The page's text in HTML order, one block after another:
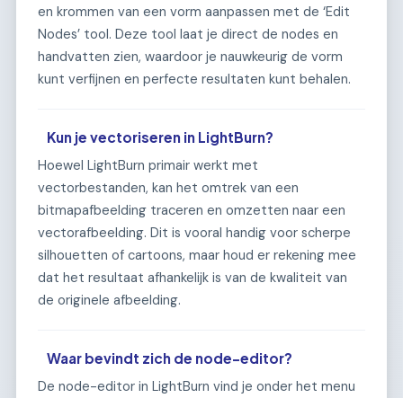
en krommen van een vorm aanpassen met de ‘Edit
Nodes’ tool. Deze tool laat je direct de nodes en
handvatten zien, waardoor je nauwkeurig de vorm
kunt verfijnen en perfecte resultaten kunt behalen.
Kun je vectoriseren in LightBurn?
Hoewel LightBurn primair werkt met
vectorbestanden, kan het omtrek van een
bitmapafbeelding traceren en omzetten naar een
vectorafbeelding. Dit is vooral handig voor scherpe
silhouetten of cartoons, maar houd er rekening mee
dat het resultaat afhankelijk is van de kwaliteit van
de originele afbeelding.
Waar bevindt zich de node-editor?
De node-editor in LightBurn vind je onder het menu